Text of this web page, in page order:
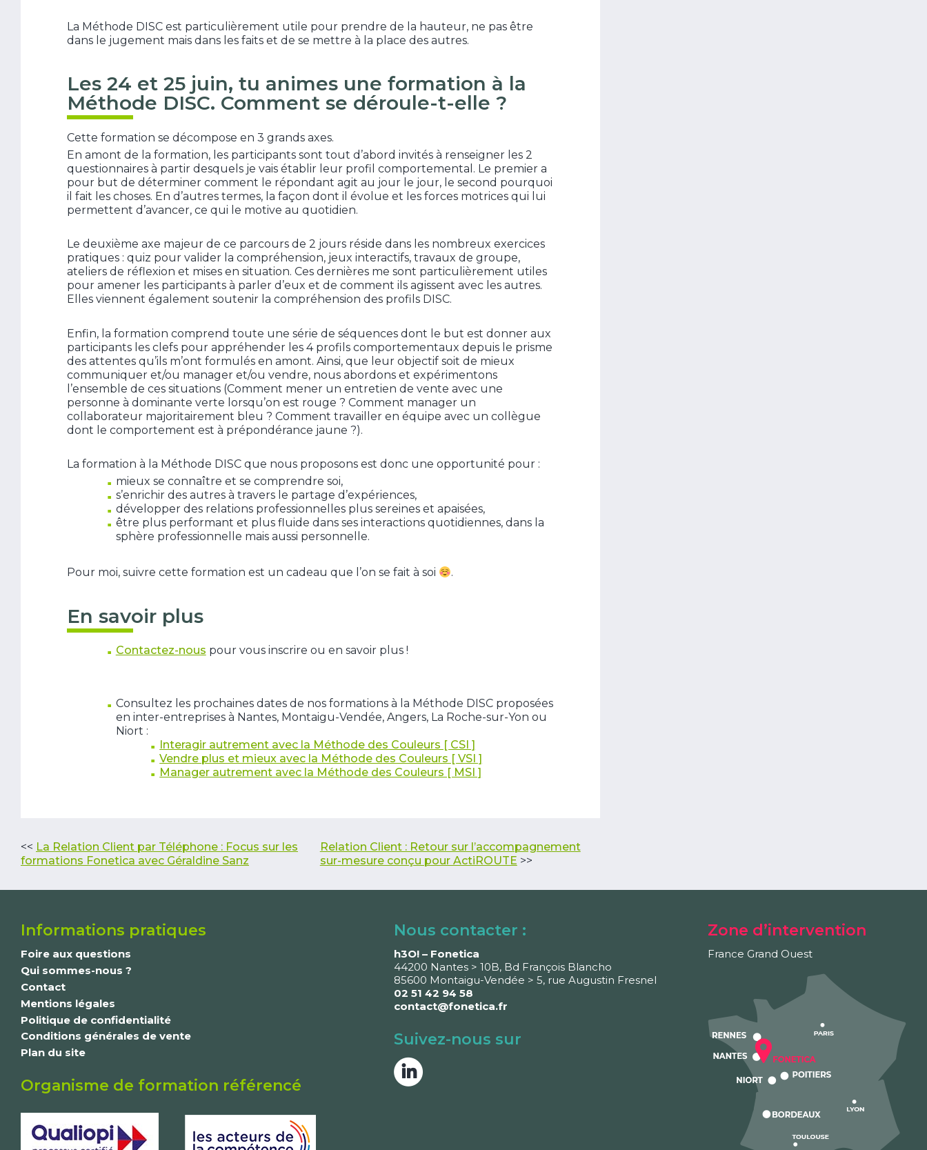
La Méthode DISC est particulièrement utile pour prendre de la hauteur, ne pas être
dans le jugement mais dans les faits et de se mettre à la place des autres.
Les 24 et 25 juin, tu animes une formation à la
Méthode DISC. Comment se déroule-t-elle ?
Cette formation se décompose en 3 grands axes.
En amont de la formation, les participants sont tout d’abord invités à renseigner les 2
questionnaires à partir desquels je vais établir leur profil comportemental. Le premier a
pour but de déterminer comment le répondant agit au jour le jour, le second pourquoi
il fait les choses. En d’autres termes, la façon dont il évolue et les forces motrices qui lui
permettent d’avancer, ce qui le motive au quotidien.
Le deuxième axe majeur de ce parcours de 2 jours réside dans les nombreux exercices
pratiques : quiz pour valider la compréhension, jeux interactifs, travaux de groupe,
ateliers de réflexion et mises en situation. Ces dernières me sont particulièrement utiles
pour amener les participants à parler d’eux et de comment ils agissent avec les autres.
Elles viennent également soutenir la compréhension des profils DISC.
Enfin, la formation comprend toute une série de séquences dont le but est donner aux
participants les clefs pour appréhender les 4 profils comportementaux depuis le prisme
des attentes qu’ils m’ont formulés en amont. Ainsi, que leur objectif soit de mieux
communiquer et/ou manager et/ou vendre, nous abordons et expérimentons
l’ensemble de ces situations (Comment mener un entretien de vente avec une
personne à dominante verte lorsqu’on est rouge ? Comment manager un
collaborateur majoritairement bleu ? Comment travailler en équipe avec un collègue
dont le comportement est à prépondérance jaune ?).
La formation à la Méthode DISC que nous proposons est donc une opportunité pour :
mieux se connaître et se comprendre soi,
s’enrichir des autres à travers le partage d’expériences,
développer des relations professionnelles plus sereines et apaisées,
être plus performant et plus fluide dans ses interactions quotidiennes, dans la
sphère professionnelle mais aussi personnelle.
Pour moi, suivre cette formation est un cadeau que l’on se fait à soi .
En savoir plus
Contactez-nous pour vous inscrire ou en savoir plus !
Consultez les prochaines dates de nos formations à la Méthode DISC proposées
en inter-entreprises à Nantes, Montaigu-Vendée, Angers, La Roche-sur-Yon ou
Niort :
Interagir autrement avec la Méthode des Couleurs [ CSI ]
Vendre plus et mieux avec la Méthode des Couleurs [ VSI ]
Manager autrement avec la Méthode des Couleurs [ MSI ]
<< La Relation Client par Téléphone : Focus sur les
formations Fonetica avec Géraldine Sanz
Relation Client : Retour sur l’accompagnement
sur-mesure conçu pour ActiROUTE >>
Informations pratiques
Foire aux questions
Qui sommes-nous ?
Contact
Mentions légales
Politique de confidentialité
Conditions générales de vente
Plan du site
Organisme de formation référencé
Nous contacter :
h3O! – Fonetica
44200 Nantes > 10B, Bd François Blancho
85600 Montaigu-Vendée > 5, rue Augustin Fresnel
02 51 42 94 58
contact@fonetica.fr
Suivez-nous sur
Zone d’intervention
France Grand Ouest